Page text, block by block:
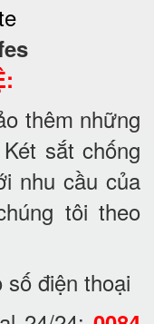
thêm những
sắt chống
nhu cầu của
tôi theo
điện thoại